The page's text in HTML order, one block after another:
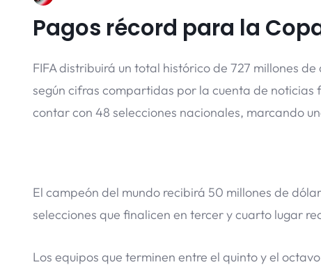
Pagos récord para la
FIFA distribuirá un total histórico de 727 millones
según cifras compartidas por la cuenta de noticias
contar con 48 selecciones nacionales, marcando
El campeón del mundo recibirá 50 millones de
selecciones que finalicen en tercer y cuarto lugar
Los equipos que terminen entre el quinto y el